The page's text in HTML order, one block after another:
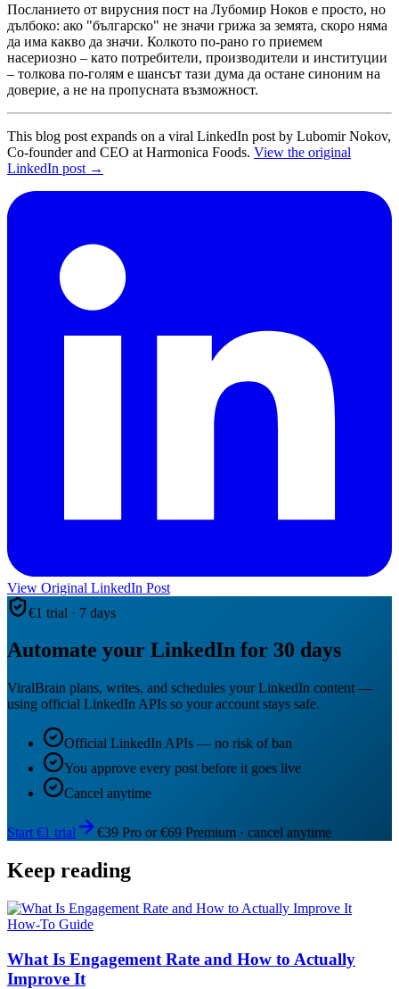
Посланието от вирусния пост на Лубомир Ноков е просто, но
дълбоко: ако "българско" не значи грижа за земята, скоро няма
да има какво да значи. Колкото по-рано го приемем
насериозно – като потребители, производители и институции
– толкова по-голям е шансът тази дума да остане синоним на
доверие, а не на пропусната възможност.
This blog post expands on a viral LinkedIn post by Lubomir Nokov,
Co-founder and CEO at Harmonica Foods. View the original
LinkedIn post →
View Original LinkedIn Post
€1 trial · 7 days
Automate your LinkedIn for 30 days
ViralBrain plans, writes, and schedules your LinkedIn content —
using official LinkedIn APIs so your account stays safe.
Official LinkedIn APIs — no risk of ban
You approve every post before it goes live
Cancel anytime
Start €1 trial €39 Pro or €69 Premium · cancel anytime
Keep reading
How-To Guide
What Is Engagement Rate and How to Actually
Improve It